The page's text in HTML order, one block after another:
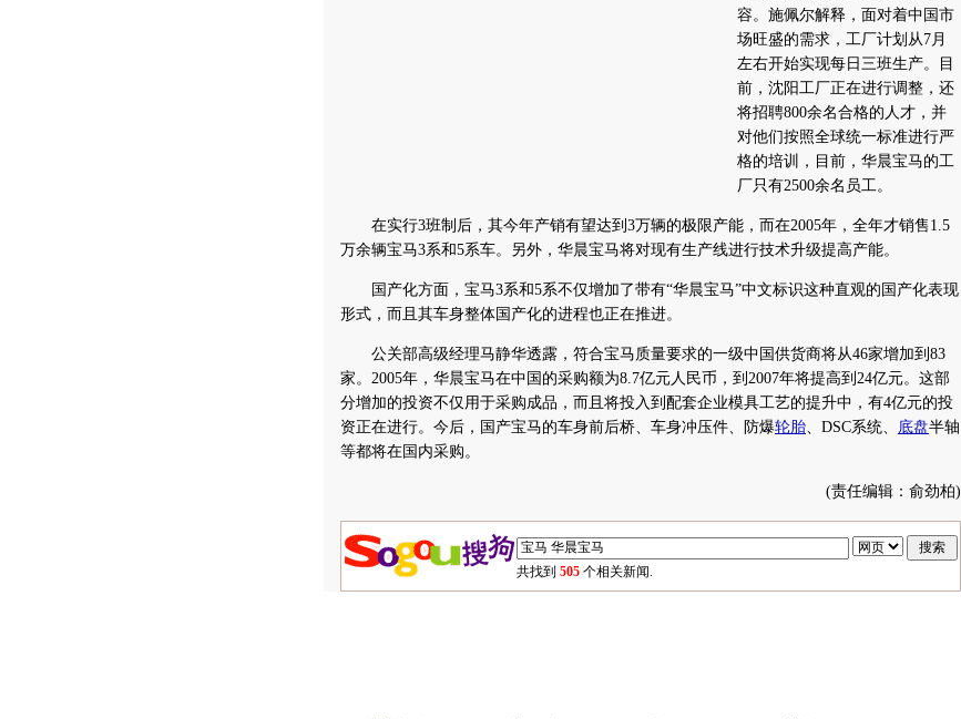
容。施佩尔解释，面对着中国市
场旺盛的需求，工厂计划从7月
左右开始实现每日三班生产。目
前，沈阳工厂正在进行调整，还
将招聘800余名合格的人才，并
对他们按照全球统一标准进行严
格的培训，目前，华晨宝马的工
厂只有2500余名员工。
在实行3班制后，其今年产销有望达到3万辆的极限产能，而在2005年，全年才销售1.5
万余辆宝马3系和5系车。另外，华晨宝马将对现有生产线进行技术升级提高产能。
国产化方面，宝马3系和5系不仅增加了带有“华晨宝马”中文标识这种直观的国产化表现
形式，而且其车身整体国产化的进程也正在推进。
公关部高级经理马静华透露，符合宝马质量要求的一级中国供货商将从46家增加到83
家。2005年，华晨宝马在中国的采购额为8.7亿元人民币，到2007年将提高到24亿元。这部
分增加的投资不仅用于采购成品，而且将投入到配套企业模具工艺的提升中，有4亿元的投
资正在进行。今后，国产宝马的车身前后桥、车身冲压件、防爆轮胎、DSC系统、 底盘半轴
等都将在国内采购。
(责任编辑：俞劲柏)
共找到 505 个相关新闻.